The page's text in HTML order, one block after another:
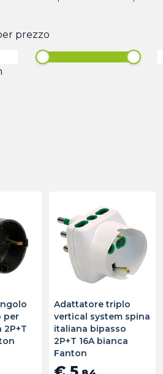
prezzo
per
2P+T
Adattatore triplo
vertical system spina
italiana bipasso
2P+T 16A bianca
Fanton